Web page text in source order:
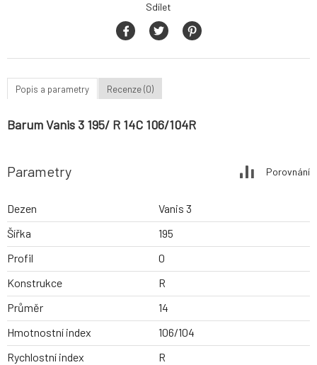
Sdílet
Popis a parametry Recenze (0)
Barum Vanis 3 195/ R 14C 106/104R
Parametry Porovnání
Dezen
Vanis 3
Šířka
195
Profil
0
Konstrukce
R
Průměr
14
Hmotnostní index
106/104
Rychlostní index
R